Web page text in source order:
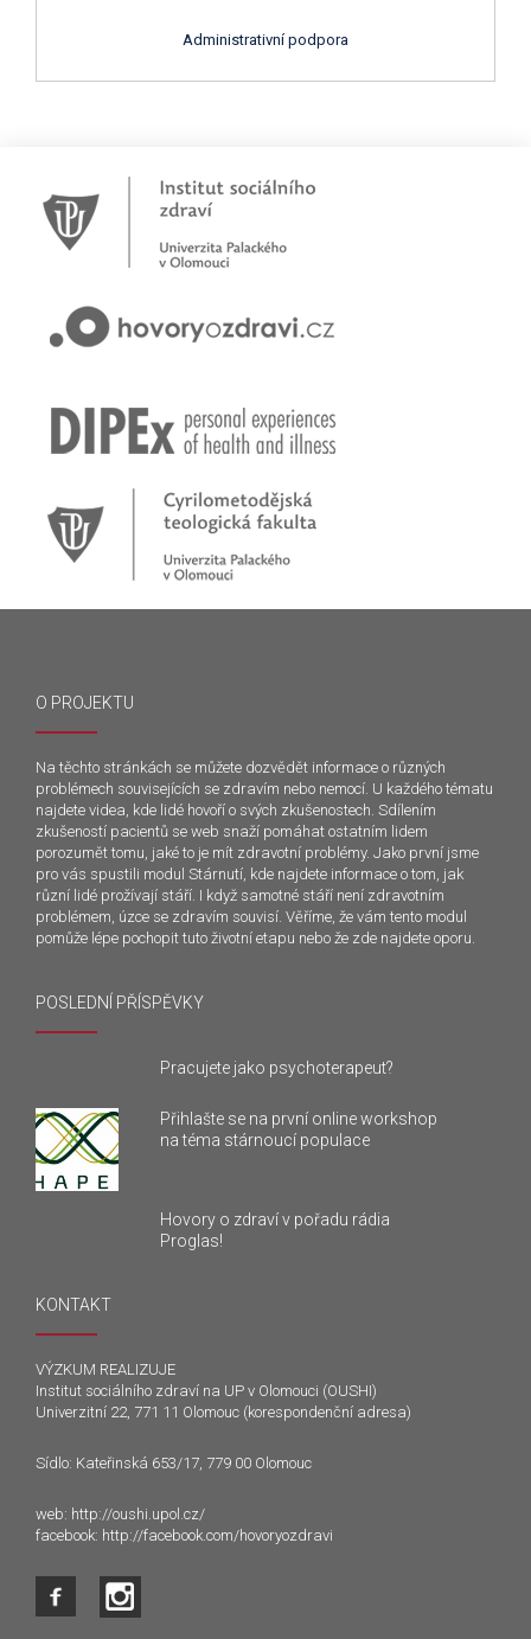
Administrativní podpora
O PROJEKTU
Na těchto stránkách se můžete dozvědět informace o různých
problémech souvisejících se zdravím nebo nemocí. U každého tématu
najdete videa, kde lidé hovoří o svých zkušenostech. Sdílením
zkušeností pacientů se web snaží pomáhat ostatním lidem
porozumět tomu, jaké to je mít zdravotní problémy. Jako první jsme
pro vás spustili modul Stárnutí, kde najdete informace o tom, jak
různí lidé prožívají stáří. I když samotné stáří není zdravotním
problémem, úzce se zdravím souvisí. Věříme, že vám tento modul
pomůže lépe pochopit tuto životní etapu nebo že zde najdete oporu.
POSLEDNÍ PŘÍSPĚVKY
Pracujete jako psychoterapeut?
Přihlašte se na první online workshop
na téma stárnoucí populace
Hovory o zdraví v pořadu rádia
Proglas!
KONTAKT
VÝZKUM REALIZUJE
Institut sociálního zdraví na UP v Olomouci (OUSHI)
Univerzitní 22, 771 11 Olomouc (korespondenční adresa)
Sídlo: Kateřinská 653/17, 779 00 Olomouc
web: http://oushi.upol.cz/
facebook: http://facebook.com/hovoryozdravi